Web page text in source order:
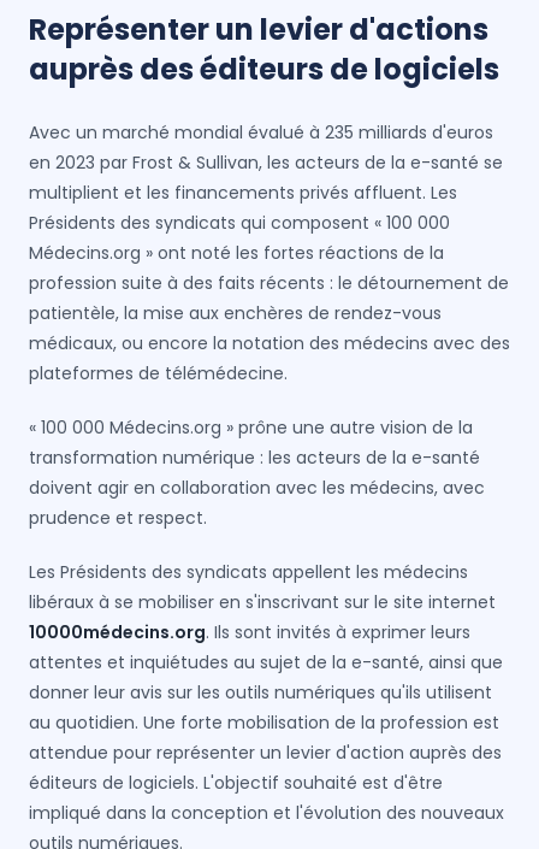
Représenter un levier d'actions
auprès des éditeurs de logiciels
Avec un marché mondial évalué à 235 milliards d'euros
en 2023 par Frost & Sullivan, les acteurs de la e-santé se
multiplient et les financements privés affluent. Les
Présidents des syndicats qui composent « 100 000
Médecins.org » ont noté les fortes réactions de la
profession suite à des faits récents : le détournement de
patientèle, la mise aux enchères de rendez-vous
médicaux, ou encore la notation des médecins avec des
plateformes de télémédecine.
« 100 000 Médecins.org » prône une autre vision de la
transformation numérique : les acteurs de la e-santé
doivent agir en collaboration avec les médecins, avec
prudence et respect.
Les Présidents des syndicats appellent les médecins
libéraux à se mobiliser en s'inscrivant sur le site internet
10000médecins.org. Ils sont invités à exprimer leurs
attentes et inquiétudes au sujet de la e-santé, ainsi que
donner leur avis sur les outils numériques qu'ils utilisent
au quotidien. Une forte mobilisation de la profession est
attendue pour représenter un levier d'action auprès des
éditeurs de logiciels. L'objectif souhaité est d'être
impliqué dans la conception et l'évolution des nouveaux
outils numériques.